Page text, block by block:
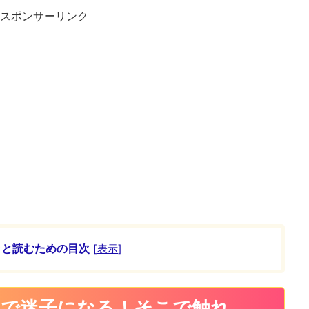
スポンサーリンク
読むための目次 [表示]